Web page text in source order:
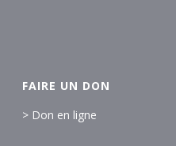
FAIRE UN DON
> Don en ligne